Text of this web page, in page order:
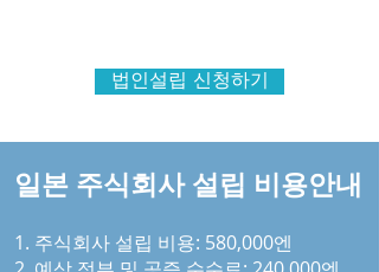
법인설립 신청하기
일본 주식회사 설립 비용안내
1. 주식회사 설립 비용: 580,000엔